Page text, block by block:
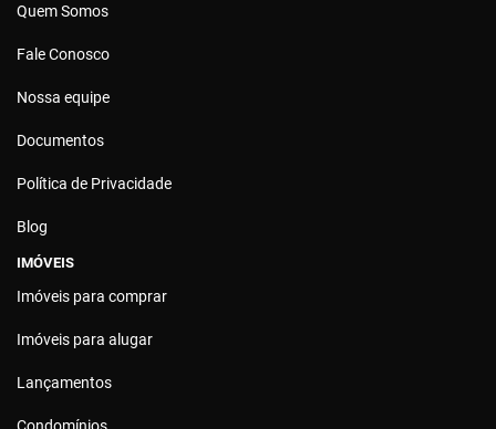
Quem Somos
Fale Conosco
Nossa equipe
Documentos
Política de Privacidade
Blog
IMÓVEIS
Imóveis para comprar
Imóveis para alugar
Lançamentos